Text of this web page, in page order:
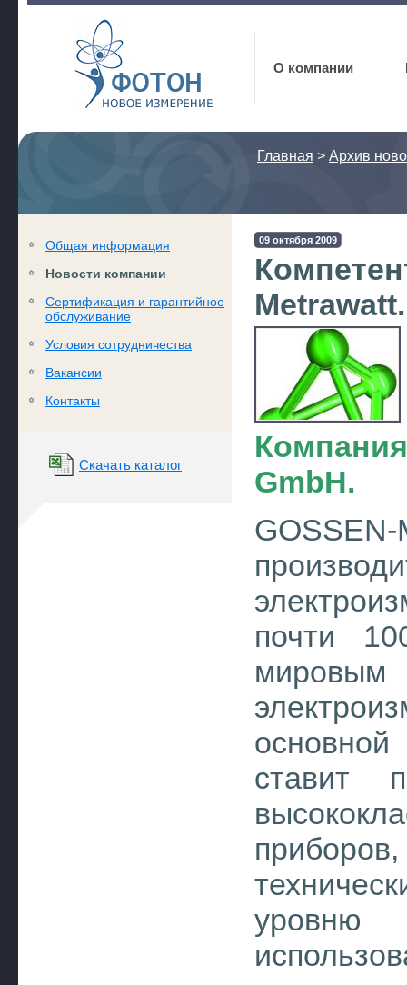
Фотон
О компании
Главная > Архив
Общая информация
Новости компании
Сертификация и гарантийное
обслуживание
Условия сотрудничества
Вакансии
Контакты
Скачать каталог
09 октября 2009
Metrawatt.
Компания
GmbH.
почти
ставит
уровню